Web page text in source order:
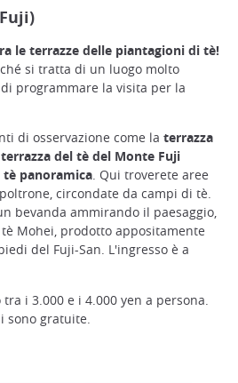
le terrazze delle piantagioni di tè!
si tratta di un luogo molto
programmare la visita per la
di osservazione come la terrazza
terrazza del tè del Monte Fuji
tè panoramica. Qui troverete aree
circondate da campi di tè.
bevanda ammirando il paesaggio,
Mohei, prodotto appositamente
del Fuji-San. L'ingresso è a
i 3.000 e i 4.000 yen a persona.
sono gratuite.